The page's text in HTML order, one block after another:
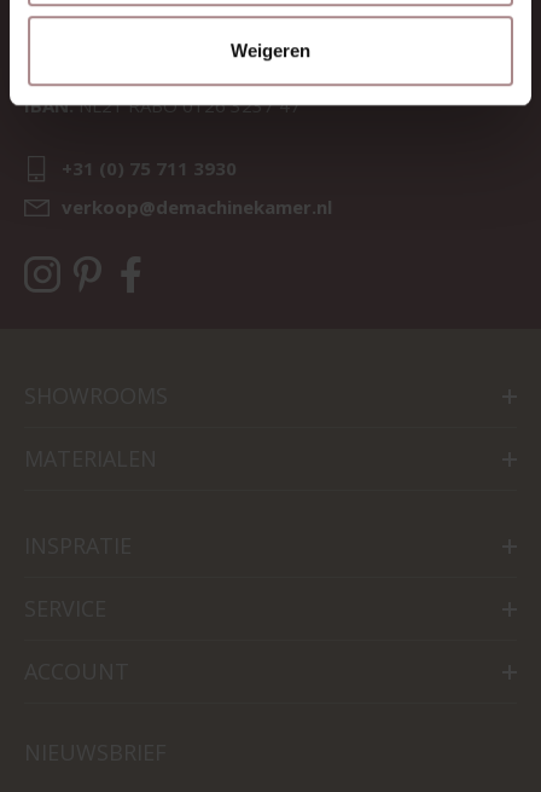
Weigeren
De Machinekamer
BTW:NL857714545B01
IBAN:NL21 RABO 0126 3237 47
+31 (0) 75 711 3930
verkoop@demachinekamer.nl